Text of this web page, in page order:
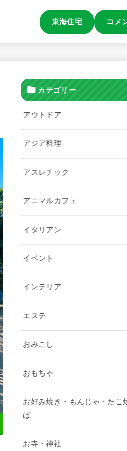
東海住宅 コメ
カテゴリー
アウトドア
アジア料理
アスレチック
アニマルカフェ
イタリアン
イベント
インテリア
エステ
おみこし
おもちゃ
お好み焼き・もんじゃ・たこ
ば
お寺・神社